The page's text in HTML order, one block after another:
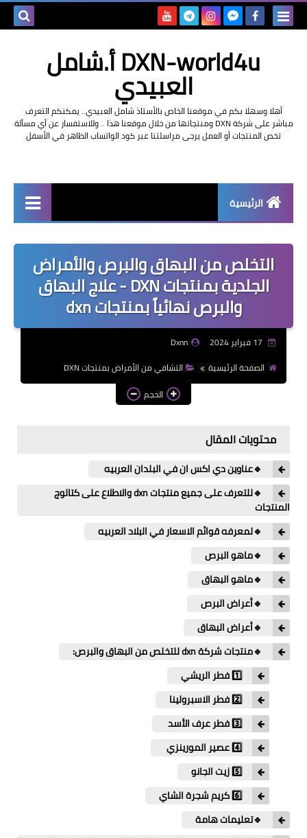
DXN-world4u أ.شامل
العبيدي
أهلا وسهلا بكم في موقعنا الخاص بالأستاذ شامل العبيدي.. يمكنكم التعرف
مباشر على شركة DXN ومنتجاتها من خلال موقعنا هذا .. وللاستفسار عن أي مسألة
تخص المنتجات أو العمل يرجى مراسلتنا عبر كود الواتساب الظاهر في الأسفل
الرئيسية
التخلص من البهاق والبرص والأمراض
الجلدية بمنتجات DXN - علاج البهاق
والبرص نهائياً بمنتجات dxn
Dxnn
الصفحة الرئيسية
التشافي من الأمراض بمنتجات DXN
الحجم
محتويات المقال
🔹عناوين دي اكس ان في البلدان العربيه
🔹للتعرف على جميع منتجات dxn والاطلاع على كتالوج
المنتجات
🔹لمعرفه قوائم الاسعار في البلاد العربيه
🔹ماهو البرص
🔹ماهو البهاق
🔹أعراض البرص
🔹أعراض البهاق
🔹منتجات شركة dxn للتخلص من البهاق والبرص:
1️⃣ فطر الريشي
2️⃣ فطر الاسبرولينا
3️⃣ فطر عرف الأسد
4️⃣ عصير المورينزي
5️⃣ زيت الجانو
6️⃣ كريم شجرة الشاي
🔹تعليمات هامة